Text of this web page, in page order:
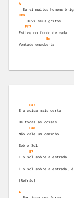
A
Eu vi muitos homens
C#m
    Ouvi seus gritos
F#7
Estive no fundo de cada
Bm
Vontade encoberta
C#7
E a coisa mais certa
De todas as coisas
F#m
Não vale um caminho
Sob o Sol
B7
E o Sol sobre a estrada
É o Sol sobre a estrada,
[Refrão]
A